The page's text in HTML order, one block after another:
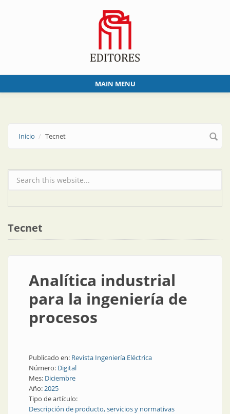
MAIN MENU
Inicio Tecnet
Formulario de búsqueda
Tecnet
Analítica industrial
para la ingeniería de
procesos
Publicado en: Revista Ingeniería Eléctrica
Número: Digital
Mes: Diciembre
Año:2025
Tipo de artículo:
Descripción de producto, servicios y normativas